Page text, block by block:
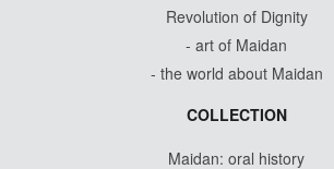
Revolution of Dignity
- art of Maidan
- the world about Maidan
COLLECTION
Maidan: oral history